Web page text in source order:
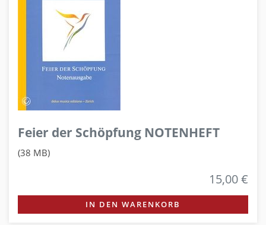
Feier der Schöpfung NOTENHEFT
(38 MB)
15,00 €
IN DEN WARENKORB